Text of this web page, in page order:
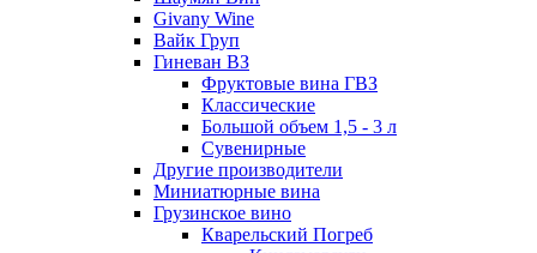
Givany Wine
Вайк Груп
Гиневан ВЗ
Фруктовые вина ГВЗ
Классические
Большой объем 1,5 - 3 л
Сувенирные
Другие производители
Миниатюрные вина
Грузинское вино
Кварельский Погреб